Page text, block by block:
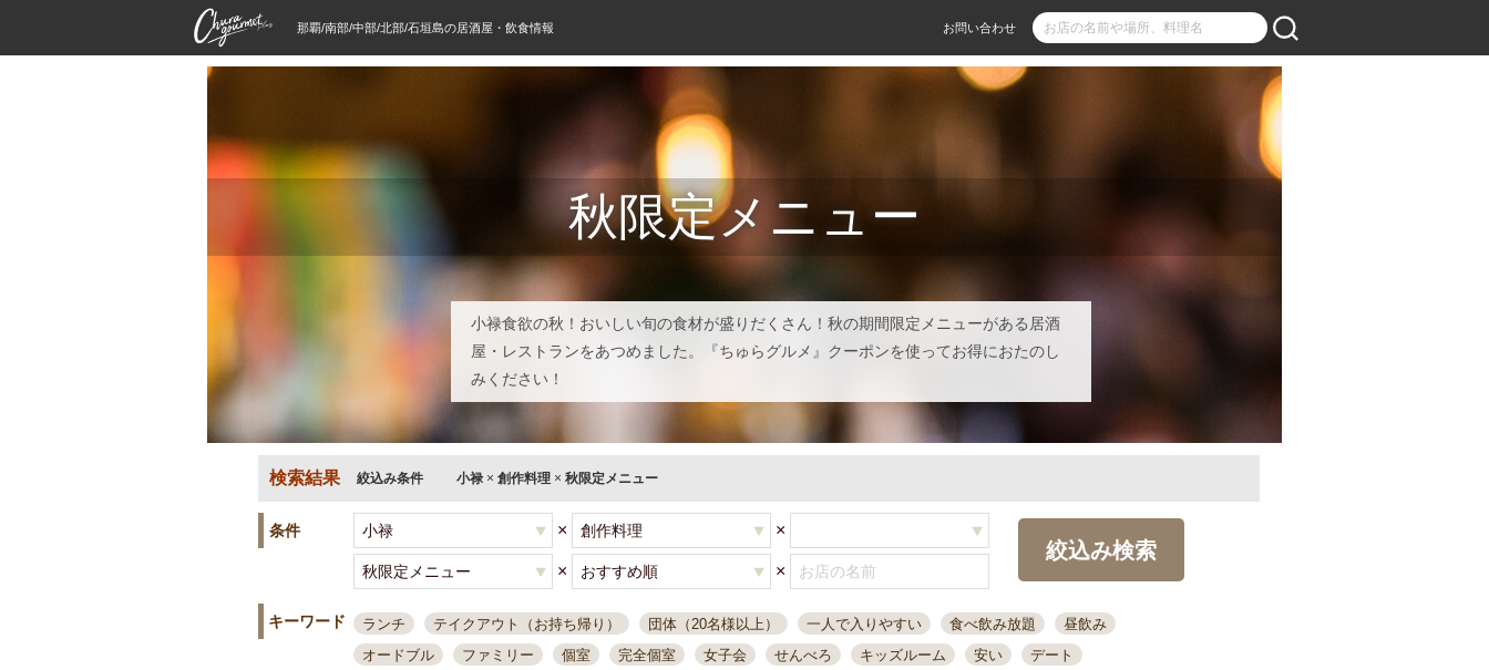
那覇/南部/中部/北部/石垣島の居酒屋・飲食情報 お問い合わせ
秋限定メニュー
小禄食欲の秋！おいしい旬の食材が盛りだくさん！秋の期間限定メニューがある居酒
屋・レストランをあつめました。『ちゅらグルメ』クーポンを使ってお得におたのし
みください！
検索結果 絞込み条件 小禄 × 創作料理 × 秋限定メニュー
条件 × ×
× ×
絞込み検索
キーワード ランチ テイクアウト（お持ち帰り） 団体（20名様以上） 一人で入りやすい 食べ飲み放題
昼飲み
オードブル
ファミリー 個室 完全個室 女子会 せんべろ キッズルーム 安い
デート